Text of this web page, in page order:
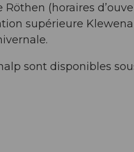
(horaires
supérieure
sont disponibles